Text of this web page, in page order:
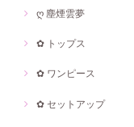
ღ 塵煙雲夢
✿ トップス
✿ ワンピース
✿ セットアップ